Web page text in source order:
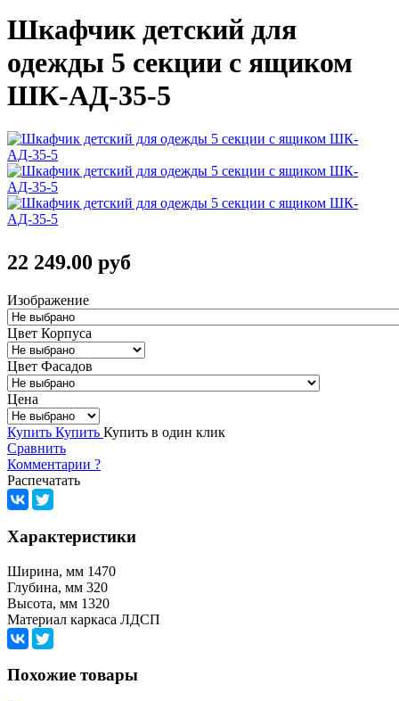
Шкафчик детский для
одежды 5 секции с ящиком
ШК-АД-35-5
22 249.00 руб
Изображение
Цвет Корпуса
Цвет Фасадов
Цена
Купить Купить Купить в один клик
Сравнить
Комментарии ?
Распечатать
Характеристики
Ширина, мм 1470
Глубина, мм 320
Высота, мм 1320
Материал каркаса ЛДСП
Похожие товары